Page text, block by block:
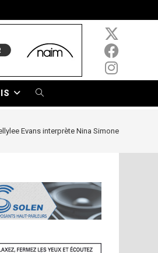
TOGGLE
Evans interprète Nina Simone